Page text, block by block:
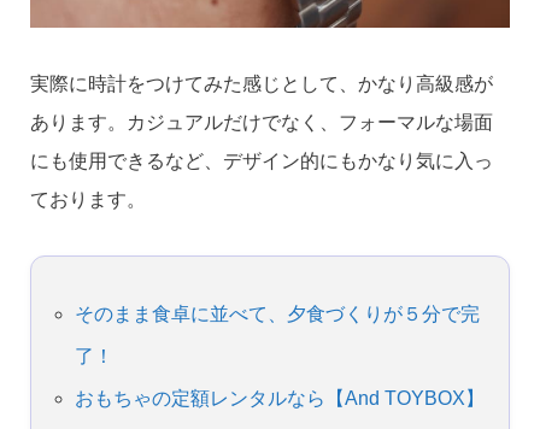
実際に時計をつけてみた感じとして、かなり高級感が
あります。カジュアルだけでなく、フォーマルな場面
にも使用できるなど、デザイン的にもかなり気に入っ
ております。
そのまま食卓に並べて、夕食づくりが５分で完
了！
おもちゃの定額レンタルなら【And TOYBOX】